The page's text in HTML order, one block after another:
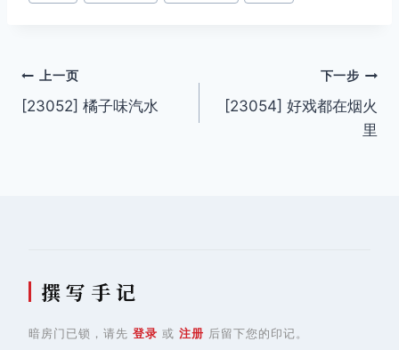
文
章
上一页
[23052] 橘子味汽水
下一步
[23054] 好戏都在烟火
里
撰 写 手 记
暗房门已锁，请先 登录 或 注册 后留下您的印记。